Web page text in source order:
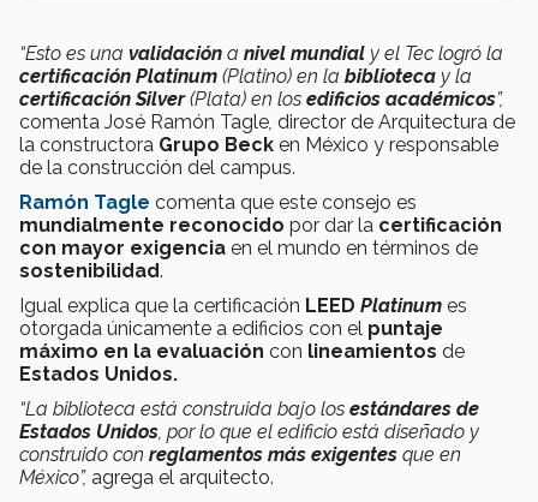
“Esto es una validación a nivel mundial y el Tec logró la
certificación Platinum (Platino) en la biblioteca y la
certificación Silver(Plata) en los edificios académicos”,
comenta José Ramón Tagle, director de Arquitectura de
la constructora Grupo Beck en México y responsable
de la construcción del campus.
Ramón Tagle comenta que este consejo es
mundialmente reconocido por dar la certificación
con mayor exigencia en el mundo en términos de
sostenibilidad.
Igual explica que la certificación LEED Platinum es
otorgada únicamente a edificios con el puntaje
máximo en la evaluación con lineamientos de
Estados Unidos.
“La biblioteca está construida bajo los estándares de
Estados Unidos, por lo que el edificio está diseñado y
construido con reglamentos más exigentes que en
México”, agrega el arquitecto.